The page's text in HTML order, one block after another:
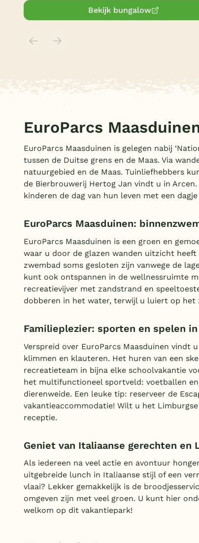
Bekijk bungalow
EuroParcs
EuroParcs Maasduinen is gelegen nabij
tussen de Duitse grens en de Maas. Via
natuurgebied en de Maas. Tuinliefhebbers
de Bierbrouwerij Hertog Jan vindt u in
kinderen de dag van hun leven met een dagje
EuroParcs Maasduinen:
EuroParcs Maasduinen is een groen en
waar u door de glazen wanden uitzicht
zwembad soms gesloten zijn vanwege de
kunt ook ontspannen in de wellnessruimte
recreatievijver met zandstrand en
dobberen in het water, terwijl u luiert op het
Familieplezier: sporten en spelen
Verspreid over EuroParcs Maasduinen
klimmen en klauteren. Het huren van een
recreatieteam in bijna elke schoolvakantie
het multifunctioneel sportveld: voetballen
dierenweide. Een leuke tip: reserveer de
vakantieaccommodatie! Wilt u het
receptie.
Geniet van Italiaanse gerechten en
Als iedereen na veel actie en avontuur
uitgebreide lunch in Italiaanse stijl of een
vlaai? Lekker gemakkelijk is de
omgeven zijn met veel groen. U kunt hier
welkom op dit vakantiepark!